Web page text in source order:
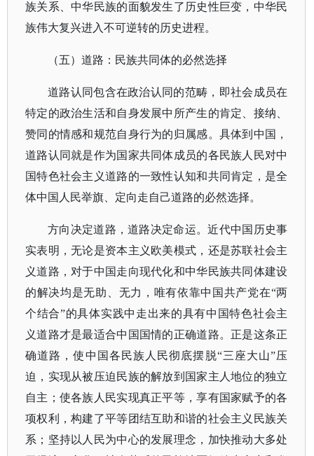
族关系、中华民族的面貌发生了历史性巨变，中华民
族伟大复兴进入不可逆转的历史进程。
（五）道路：民族共同体的必然选择
道路认同包含在政治认同的范畴，即社会成员在
特定的政治生活和自身发展中所产生的肯定、接纳、
赞同的情感和规范自身行为的归属感。 具体到中国，
道路认同就是作为国家共同体成员的各民族人民对中
国特色社会主义道路的一致性认知和共同肯定，是全
体中国人民举旗、定向走自己道路的必然选择。
方向决定道路，道路决定命运。近代中国历史事
实表明，无论是资本主义欧美模式，还是苏联社会主
义道路，对于中国走向现代化和中华民族共同体建设
的解决均是无助、无力，唯有依靠中国共产党在“两
个结合”的具体实践中走出来的具有中国特色社会主
义道路才是最适合中国国情的正确道路。 正是这条正
确道路，使中国各民族人民彻底摆脱“三座大山”压
迫，实现从被压迫民族的解放到国家主人地位的独立
自主；使各族人民实现真正平等，享有国家赋予的各
项权利，构建了平等团结互助和谐的社会主义民族关
系；坚持以人民为中心的发展理念，加快推动大多处